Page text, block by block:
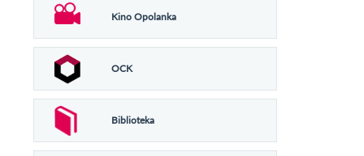
Kino Opolanka
OCK
Biblioteka